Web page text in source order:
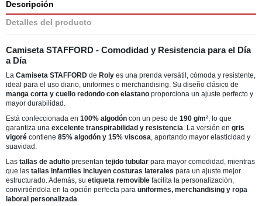
Descripción
Detalles del producto
Camiseta STAFFORD - Comodidad y Resistencia para el Día
a Día
La Camiseta STAFFORD de Roly es una prenda versátil, cómoda y resistente,
ideal para el uso diario, uniformes o merchandising. Su diseño clásico de
manga corta y cuello redondo con elastano proporciona un ajuste perfecto y
mayor durabilidad.
Está confeccionada en 100% algodón con un peso de 190 g/m², lo que
garantiza una excelente transpirabilidad y resistencia. La versión en gris
vigoré contiene 85% algodón y 15% viscosa, aportando mayor elasticidad y
suavidad.
Las tallas de adulto presentan tejido tubular para mayor comodidad, mientras
que las tallas infantiles incluyen costuras laterales para un ajuste mejor
estructurado. Además, su etiqueta removible facilita la personalización,
convirtiéndola en la opción perfecta para uniformes, merchandising y ropa
laboral personalizada